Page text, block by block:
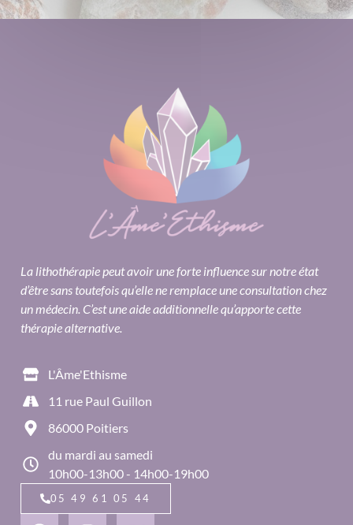
La lithothérapie peut avoir une forte influence sur notre état
d’être sans toutefois qu’elle ne remplace une consultation chez
un médecin. C’est une aide additionnelle qu’apporte cette
thérapie alternative.
L'Âme'Ethisme
11 rue Paul Guillon
86000 Poitiers
du mardi au samedi
10h00-13h00 - 14h00-19h00
05 49 61 05 44